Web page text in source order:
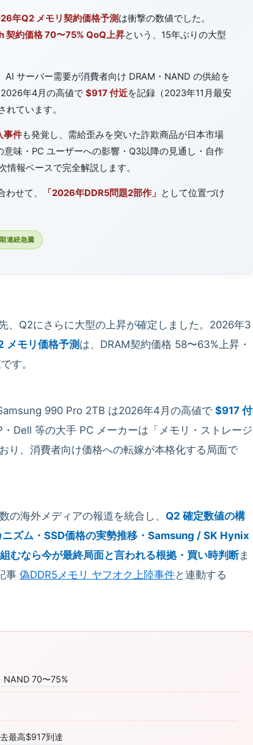
年Q2 メモリ契約価格予測は衝撃の数値でした。
契約価格 70〜75% QoQ上昇という、15年ぶりの大型
AI サーバー需要が消費者向け DRAM・NAND の供給を
年4月の高値で $917 付近を記録（2023年11月最安
れています。
事件も発覚し、需給歪みを突いた詐欺商品が日本市場
味・PC ユーザーへの影響・Q3以降の見通し・自作
報ベースで完全解説します。
わせて、 「2026年DDR5問題2部作」 として位置づけ
連続急騰
、Q2にさらに大型の上昇が確定しました。2026年3
メモリ価格予測は、DRAM契約価格 58〜63%上昇・
す。
990 Pro 2TB は2026年4月の高値で $917 付
・Dell 等の大手 PC メーカーは「メモリ・ストレージ
り、消費者向け価格への転嫁が本格化する局面で
の海外メディアの報道を統合し、 Q2 確定数値の構
ズム・SSD価格の実勢推移・Samsung / SK Hynix
むなら今が最終局面と言われる根拠・買い時判断ま
事 偽DDR5メモリ ヤフオク上陸事件と連動する
NAND 70〜75%
最高$917到達